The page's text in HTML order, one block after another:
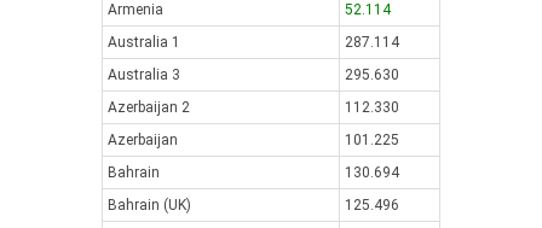
Armenia
52.114
Australia 1
287.114
Australia 3
295.630
Azerbaijan 2
112.330
Azerbaijan
101.225
Bahrain
130.694
Bahrain (UK)
125.496